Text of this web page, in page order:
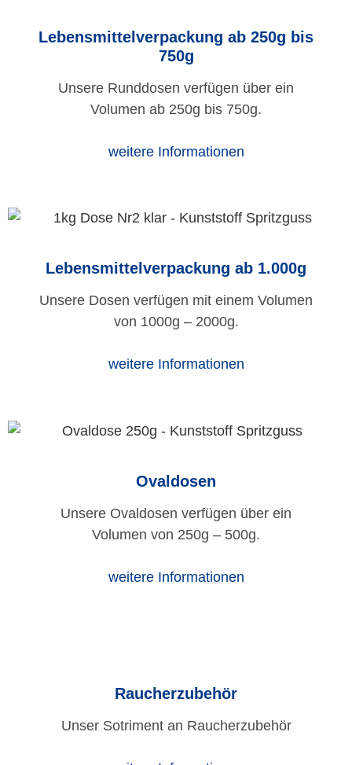
Lebensmittelverpackung ab 250g bis
750g
Unsere Runddosen verfügen über ein
Volumen ab 250g bis 750g.
weitere Informationen
Lebensmittelverpackung ab 1.000g
Unsere Dosen verfügen mit einem Volumen
von 1000g – 2000g.
weitere Informationen
Ovaldosen
Unsere Ovaldosen verfügen über ein
Volumen von 250g – 500g.
weitere Informationen
Raucherzubehör
Unser Sotriment an Raucherzubehör